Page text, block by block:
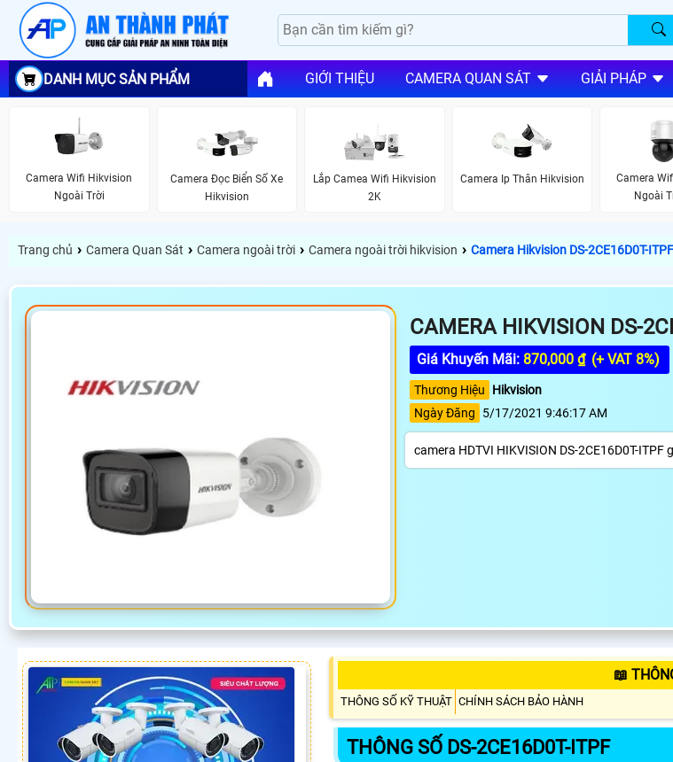
DANH MỤC SẢN PHẨM GIỚI THIỆU CAMERA QUAN SÁT GIẢI PHÁP
Camera Wifi Hikvision
Ngoài Trời
Camera Đọc Biển Số Xe
Hikvision
Lắp Camea Wifi Hikvision
2K
Camera Ip Thân Hikvision
Camera
Ngoài
Trang chủ › Camera Quan Sát › Camera ngoài trời › Camera ngoài trời hikvision › Camera Hikvision DS-2CE16D0T-ITPF
CAMERA HIKVISION DS-
Giá Khuyến Mãi: 870,000 ₫ (+ VAT 8%)
Thương Hiệu
Hikvision
Ngày Đăng
5/17/2021 9:46:17 AM
camera HDTVI HIKVISION DS-2CE16D0T-
📖
THÔNG SỐ KỸ THUẬT CHÍNH SÁCH BẢO HÀNH
THÔNG SỐ DS-2CE16D0T-ITPF